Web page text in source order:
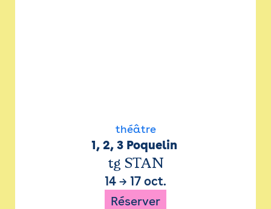
théâtre
1, 2, 3 Poquelin
tg STAN
14 → 17 oct.
Réserver